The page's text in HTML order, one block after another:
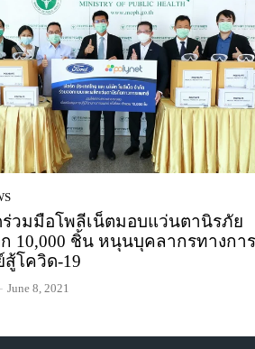
วมมือโพลีเน็ตมอบแว่นตานิรภัย
10,000 ชิ้น หนุนบุคลากรทางการ
โควิด-19
- June 8, 2021